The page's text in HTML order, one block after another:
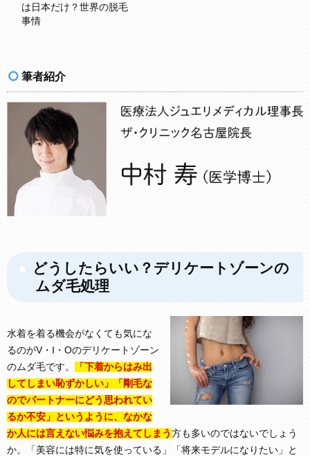
は日本だけ？世界の脱毛
事情
筆者紹介
どうしたらいい？デリケートゾーンの
ムダ毛処理
水着を着る機会がなくても気にな
るのがV・I・Oのデリケートゾーン
のムダ毛です。
「下着からはみ出
してしまい恥ずかしい」「剛毛な
のでパートナーにどう思われてい
るか不安」というように、なかな
か人には言えない悩みを抱えてしまう 方も多いのではないでしょう
か。「美容には特に気を使っている」「将来モデルになりたい」と